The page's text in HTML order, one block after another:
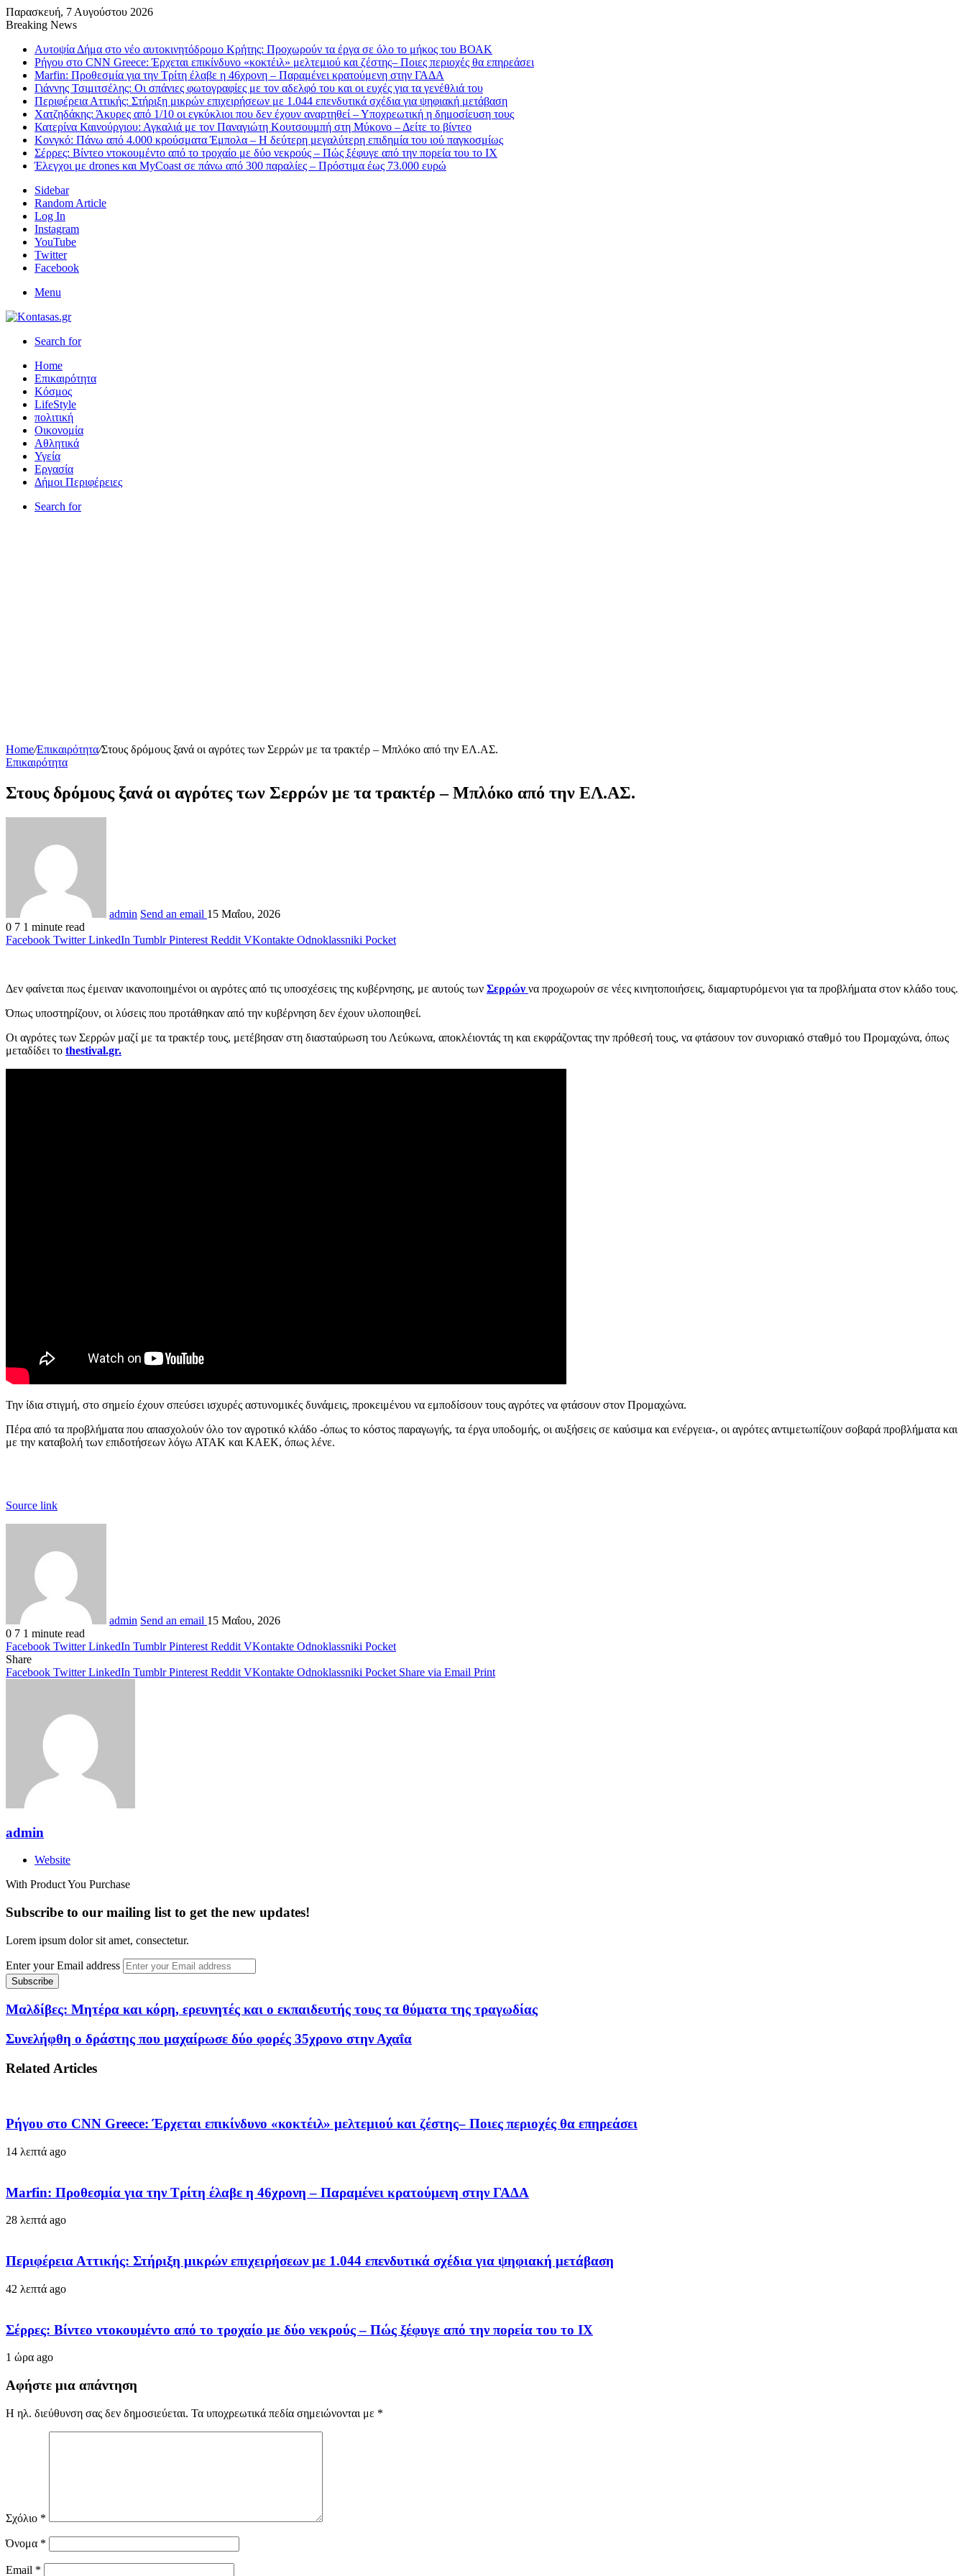
Παρασκευή, 7 Αυγούστου 2026
Breaking News
Αυτοψία Δήμα στο νέο αυτοκινητόδρομο Κρήτης: Προχωρούν τα έργα σε όλο το μήκος του ΒΟΑΚ
Ρήγου στο CNN Greece: Έρχεται επικίνδυνο «κοκτέιλ» μελτεμιού και ζέστης– Ποιες περιοχές θα επηρεάσει
Marfin: Προθεσμία για την Τρίτη έλαβε η 46χρονη – Παραμένει κρατούμενη στην ΓΑΔΑ
Γιάννης Τσιμιτσέλης: Οι σπάνιες φωτογραφίες με τον αδελφό του και οι ευχές για τα γενέθλιά του
Περιφέρεια Αττικής: Στήριξη μικρών επιχειρήσεων με 1.044 επενδυτικά σχέδια για ψηφιακή μετάβαση
Χατζηδάκης: Άκυρες από 1/10 οι εγκύκλιοι που δεν έχουν αναρτηθεί – Υποχρεωτική η δημοσίευση τους
Κατερίνα Καινούργιου: Αγκαλιά με τον Παναγιώτη Κουτσουμπή στη Μύκονο – Δείτε το βίντεο
Κονγκό: Πάνω από 4.000 κρούσματα Έμπολα – Η δεύτερη μεγαλύτερη επιδημία του ιού παγκοσμίως
Σέρρες: Βίντεο ντοκουμέντο από το τροχαίο με δύο νεκρούς – Πώς ξέφυγε από την πορεία του το ΙΧ
Έλεγχοι με drones και MyCoast σε πάνω από 300 παραλίες – Πρόστιμα έως 73.000 ευρώ
Sidebar
Random Article
Log In
Instagram
YouTube
Twitter
Facebook
Menu
Search for
Home
Επικαιρότητα
Κόσμος
LifeStyle
πολιτική
Οικονομία
Αθλητικά
Υγεία
Εργασία
Δήμοι Περιφέρειες
Search for
Home/Επικαιρότητα/Στους δρόμους ξανά οι αγρότες των Σερρών με τα τρακτέρ – Μπλόκο από την ΕΛ.ΑΣ.
Επικαιρότητα
Στους δρόμους ξανά οι αγρότες των Σερρών με τα τρακτέρ – Μπλόκο από την ΕΛ.ΑΣ.
admin Send an email 15 Μαΐου, 2026
0 7 1 minute read
Facebook Twitter LinkedIn Tumblr Pinterest Reddit VKontakte Odnoklassniki Pocket
Δεν φαίνεται πως έμειναν ικανοποιημένοι οι αγρότες από τις υποσχέσεις της κυβέρνησης, με αυτούς των Σερρών να προχωρούν σε νέες κινητοποιήσεις, διαμαρτυρόμενοι για τα προβλήματα στον κλάδο τους.
Όπως υποστηρίζουν, οι λύσεις που προτάθηκαν από την κυβέρνηση δεν έχουν υλοποιηθεί.
Οι αγρότες των Σερρών μαζί με τα τρακτέρ τους, μετέβησαν στη διασταύρωση του Λεύκωνα, αποκλέιοντάς τη και εκφράζοντας την πρόθεσή τους, να φτάσουν τον συνοριακό σταθμό του Προμαχώνα, όπως
μεταδίδει το thestival.gr.
Την ίδια στιγμή, στο σημείο έχουν σπεύσει ισχυρές αστυνομικές δυνάμεις, προκειμένου να εμποδίσουν τους αγρότες να φτάσουν στον Προμαχώνα.
Πέρα από τα προβλήματα που απασχολούν όλο τον αγροτικό κλάδο -όπως το κόστος παραγωγής, τα έργα υποδομής, οι αυξήσεις σε καύσιμα και ενέργεια-, οι αγρότες αντιμετωπίζουν σοβαρά προβλήματα και
με την καταβολή των επιδοτήσεων λόγω ΑΤΑΚ και ΚΑΕΚ, όπως λένε.
Source link
admin Send an email 15 Μαΐου, 2026
0 7 1 minute read
Facebook Twitter LinkedIn Tumblr Pinterest Reddit VKontakte Odnoklassniki Pocket
Share
Facebook Twitter LinkedIn Tumblr Pinterest Reddit VKontakte Odnoklassniki Pocket Share via Email Print
admin
Website
With Product You Purchase
Subscribe to our mailing list to get the new updates!
Lorem ipsum dolor sit amet, consectetur.
Enter your Email address
Μαλδίβες: Μητέρα και κόρη, ερευνητές και ο εκπαιδευτής τους τα θύματα της τραγωδίας
Συνελήφθη ο δράστης που μαχαίρωσε δύο φορές 35χρονο στην Αχαΐα
Related Articles
Ρήγου στο CNN Greece: Έρχεται επικίνδυνο «κοκτέιλ» μελτεμιού και ζέστης– Ποιες περιοχές θα επηρεάσει
14 λεπτά ago
Marfin: Προθεσμία για την Τρίτη έλαβε η 46χρονη – Παραμένει κρατούμενη στην ΓΑΔΑ
28 λεπτά ago
Περιφέρεια Αττικής: Στήριξη μικρών επιχειρήσεων με 1.044 επενδυτικά σχέδια για ψηφιακή μετάβαση
42 λεπτά ago
Σέρρες: Βίντεο ντοκουμέντο από το τροχαίο με δύο νεκρούς – Πώς ξέφυγε από την πορεία του το ΙΧ
1 ώρα ago
Αφήστε μια απάντηση
Η ηλ. διεύθυνση σας δεν δημοσιεύεται. Τα υποχρεωτικά πεδία σημειώνονται με *
Σχόλιο *
Όνομα *
Email *